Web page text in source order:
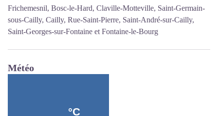
Frichemesnil, Bosc-le-Hard, Claville-Motteville, Saint-Germain-
sous-Cailly, Cailly, Rue-Saint-Pierre, Saint-André-sur-Cailly,
Saint-Georges-sur-Fontaine et Fontaine-le-Bourg
Météo